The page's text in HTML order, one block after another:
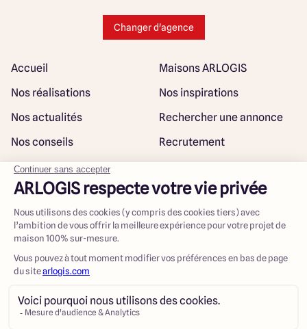
Changer d'agence
Accueil
Maisons ARLOGIS
Nos réalisations
Nos inspirations
Nos actualités
Rechercher une annonce
Nos conseils
Recrutement
Mentions légales
Rejoindre notre réseau
@ Maisons ARLOGIS 2023